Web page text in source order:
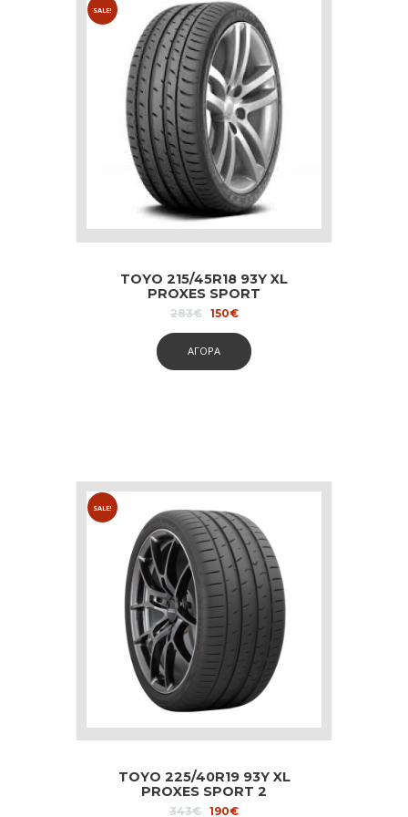
SALE!
TOYO 215/45R18 93Y XL
PROXES SPORT
283€
Original
283€.
150€Current
is:
150€.
ΑΓΟΡΑ
SALE!
TOYO 225/40R19 93Y XL
PROXES SPORT 2
343€ Original
190€Current